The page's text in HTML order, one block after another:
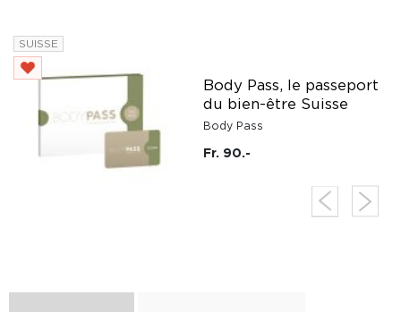
SUISSE
Body Pass, le passeport
du bien-être Suisse
Body Pass
Fr. 90.-